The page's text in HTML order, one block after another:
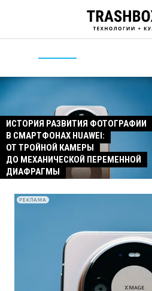
ИСТОРИЯ РАЗВИТИЯ ФОТОГРАФИИ
В СМАРТФОНАХ HUAWEI:
ОТ ТРОЙНОЙ КАМЕРЫ
ДО МЕХАНИЧЕСКОЙ ПЕРЕМЕННОЙ
ДИАФРАГМЫ
РЕКЛАМА